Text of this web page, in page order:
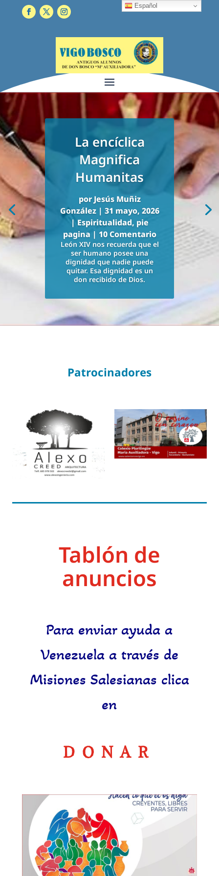
La encíclica
Magnifica
Humanitas
por Jesús Muñiz
González| 31 mayo, 2026
| Espiritualidad, pie
pagina | 10 Comentario
León XIV nos recuerda que el
ser humano posee una
dignidad que nadie puede
quitar. Esa dignidad es un
don recibido de Dios.
Patrocinadores
Tablón de
anuncios
Para enviar ayuda a
Venezuela a través de
Misiones Salesianas clica
en
DONAR
Español